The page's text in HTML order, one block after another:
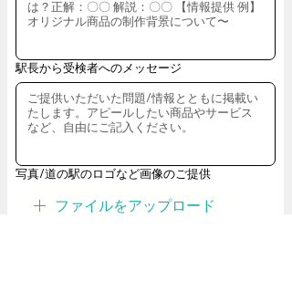
駅長から受検者へのメッセージ
写真/道の駅のロゴなど画像のご提供
ファイルをアップロード